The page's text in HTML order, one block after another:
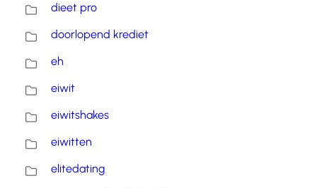
dieet pro
doorlopend krediet
eh
eiwit
eiwitshakes
eiwitten
elitedating